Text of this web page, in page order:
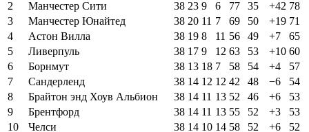
2
Манчестер Сити 38 23 9 6 77 35 +42 78
3
Манчестер Юнайтед 38 20 11 7 69 50 +19 71
4
Астон Вилла 38 19 8 11 56 49 +7
65
5
Ливерпуль 38 17 9 12 63 53 +10 60
6
Борнмут 38 13 18 7 58 54 +4
57
7
Сандерленд 38 14 12 12 42 48 −6
54
8
Брайтон энд Хоув Альбион 38 14 11 13 52 46 +6
53
9
Брентфорд 38 14 11 13 55 52 +3
53
10
Челси 38 14 10 14 58 52 +6
52